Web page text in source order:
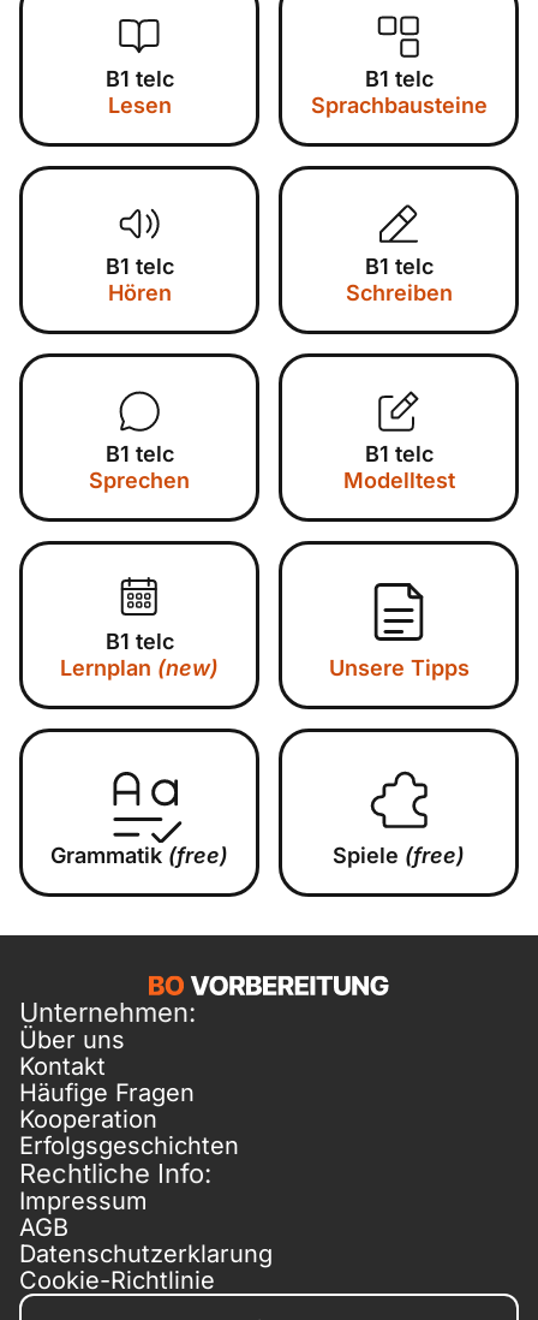
B1 telc
Lesen
B1 telc
Sprachbausteine
B1 telc
Hören
B1 telc
Schreiben
B1 telc
Sprechen
B1 telc
Modelltest
B1 telc
Lernplan (new) Unsere Tipps
Grammatik (free) Spiele (free)
Unternehmen:
Über uns
Kontakt
Häufige Fragen
Kooperation
Erfolgsgeschichten
Rechtliche Info:
Impressum
AGB
Datenschutzerklarung
Cookie-Richtlinie